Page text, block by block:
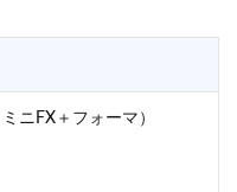
ニFX＋フォーマ）